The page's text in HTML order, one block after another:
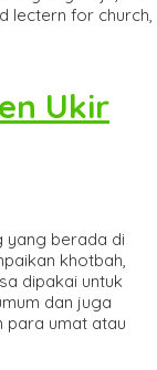
Ukir
yang berada di
khotbah,
dipakai untuk
dan juga
para umat atau